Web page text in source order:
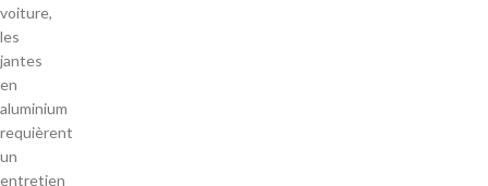
voiture,
les
jantes
en
aluminium
requièrent
un
entretien